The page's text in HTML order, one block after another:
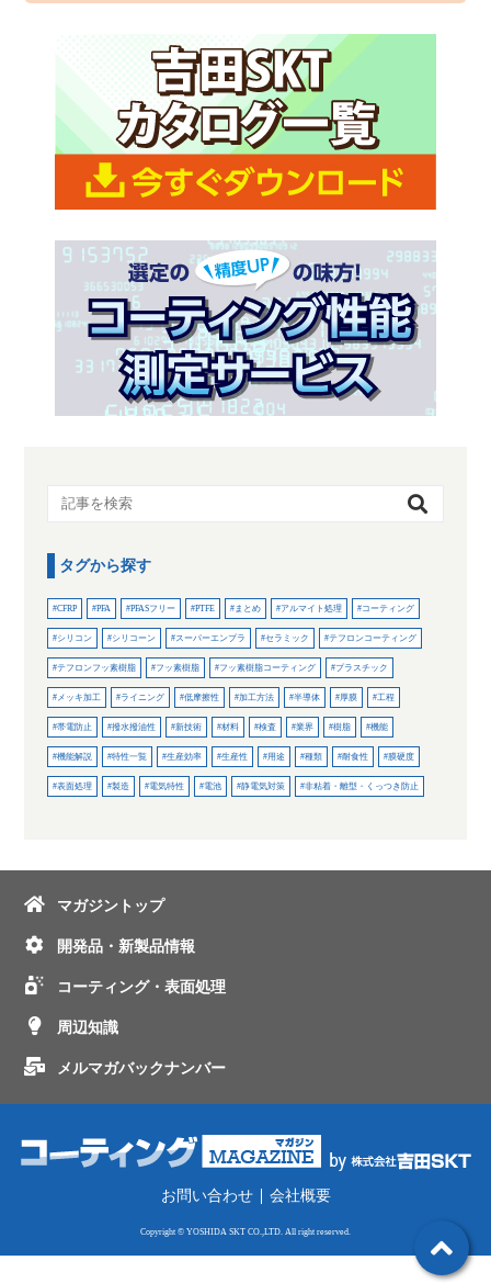
タグから探す
CFRP PFA PFASフリー PTFE まとめ アルマイト処理 コーティング
シリコン シリコーン スーパーエンプラ セラミック テフロンコーティング
テフロンフッ素樹脂 フッ素樹脂 フッ素樹脂コーティング プラスチック
メッキ加工 ライニング 低摩擦性 加工方法 半導体 厚膜 工程
帯電防止 撥水撥油性 新技術 材料 検査 業界 樹脂 機能
機能解説 特性一覧 生産効率 生産性 用途 種類 耐食性 膜硬度
表面処理 製造 電気特性 電池 静電気対策 非粘着・離型・くっつき防止
マガジントップ
開発品・新製品情報
コーティング・表面処理
周辺知識
メルマガバックナンバー
お問い合わせ 会社概要
Copyright © YOSHIDA SKT CO.,LTD. All right reserved.